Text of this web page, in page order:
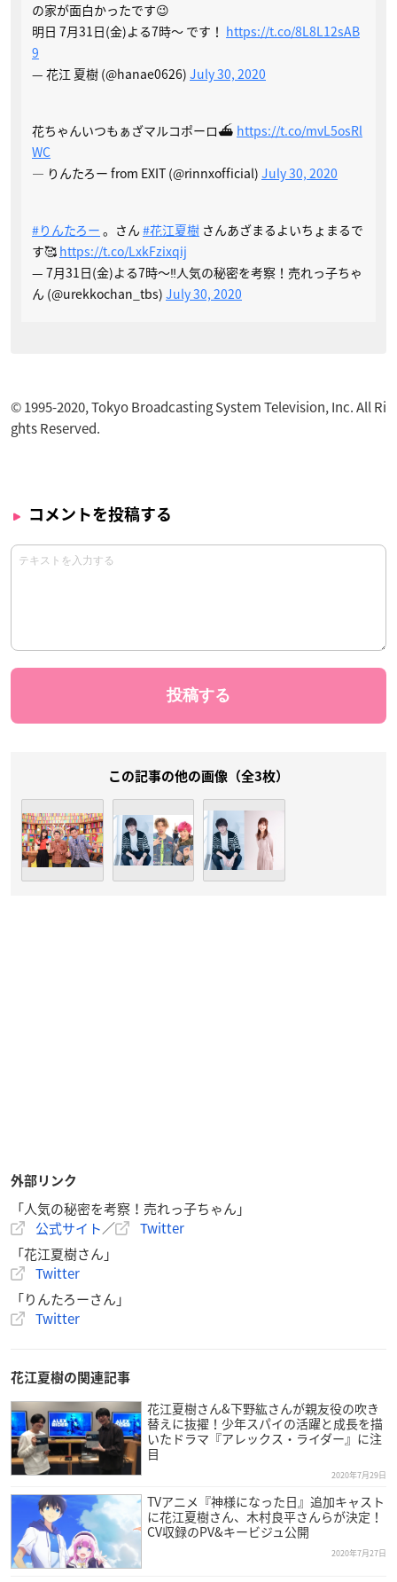
の家が面白かったです😉
明日 7月31日(金)よる7時〜 です！ https://t.co/8L8L12sAB
9
— 花江 夏樹 (@hanae0626) July 30, 2020
花ちゃんいつもぁざマルコポーロ⛴ https://t.co/mvL5osRl
WC
— りんたろー from EXIT (@rinnxofficial) July 30, 2020
#りんたろー 。さん #花江夏樹 さんあざまるよいちょまるで
す🥰 https://t.co/LxkFzixqij
— 7月31日(金)よる7時〜‼️人気の秘密を考察！売れっ子ちゃ
ん (@urekkochan_tbs) July 30, 2020
© 1995-2020, Tokyo Broadcasting System Television, Inc. All Ri
ghts Reserved.
コメントを投稿する
この記事の他の画像（全3枚）
外部リンク
「人気の秘密を考察！売れっ子ちゃん」
公式サイト／
Twitter
「花江夏樹さん」
Twitter
「りんたろーさん」
Twitter
花江夏樹の関連記事
花江夏樹さん&下野紘さんが親友役の吹き
替えに抜擢！少年スパイの活躍と成長を描
いたドラマ『アレックス・ライダー』に注
目
2020年7月29日
TVアニメ『神様になった日』追加キャスト
に花江夏樹さん、木村良平さんらが決定！
CV収録のPV&キービジュ公開
2020年7月27日